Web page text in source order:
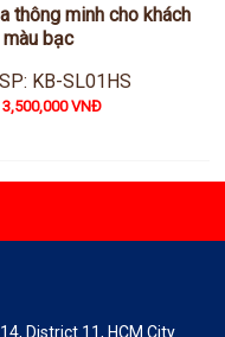
thông minh cho khách
bạc
KB-SL01HS
3,500,000 VNĐ
District 11, HCM City